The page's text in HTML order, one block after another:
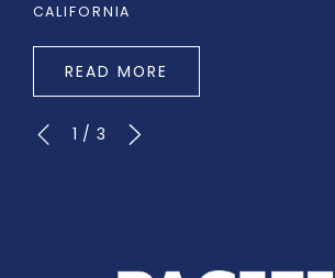
CALIFORNIA
READ MORE
1 / 3